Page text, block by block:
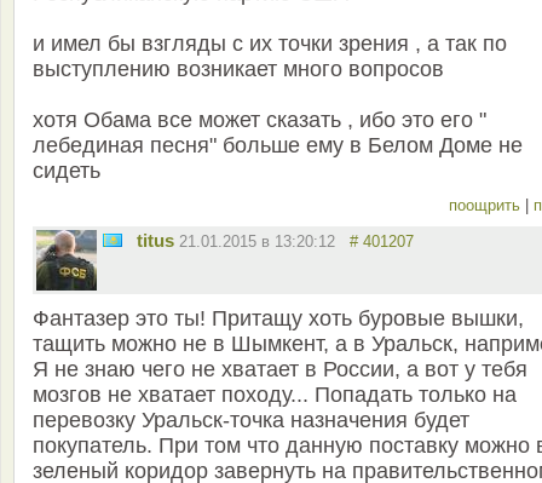
и имел бы взгляды с их точки зрения , а так по
выступлению возникает много вопросов
хотя Обама все может сказать , ибо это его "
лебединая песня" больше ему в Белом Доме не
сидеть
поощрить
titus 21.01.2015 в 13:20:12 # 401207
Фантазер это ты! Притащу хоть буровые вышки,
тащить можно не в Шымкент, а в Уральск,
Я не знаю чего не хватает в России, а вот у тебя
мозгов не хватает походу... Попадать только на
перевозку Уральск-точка назначения будет
покупатель. При том что данную поставку можно
зеленый коридор завернуть на